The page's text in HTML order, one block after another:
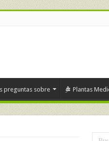
preguntas sobre Plantas